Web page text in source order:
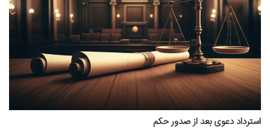
استرداد دعوی بعد از صدور حکم